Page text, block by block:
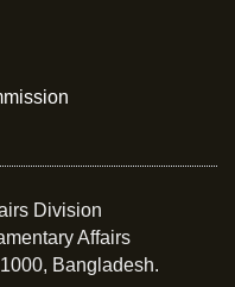
Division
Affairs
Bangladesh.